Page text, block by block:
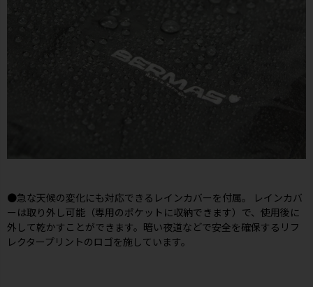
●急な天候の変化にも対応できるレインカバーを付属。 レインカバ
ーは取り外し可能（専用のポケットに収納できます）で、使用後に
外して乾かすことができます。暗い夜道などで安全を確保するリフ
レクタープリントのロゴを施しています。